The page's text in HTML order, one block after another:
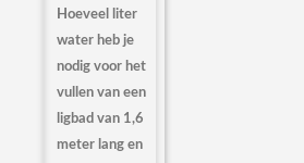
Hoeveel liter
water heb je
nodig voor het
vullen van een
ligbad van 1,6
meter lang en